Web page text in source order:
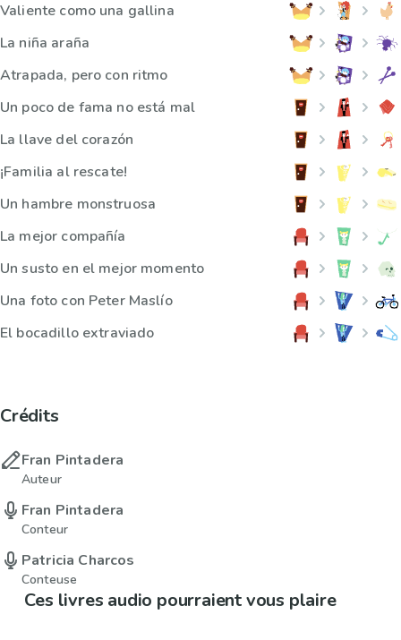
Valiente como una gallina
La niña araña
Atrapada, pero con ritmo
Un poco de fama no está mal
La llave del corazón
¡Familia al rescate!
Un hambre monstruosa
La mejor compañía
Un susto en el mejor momento
Una foto con Peter Maslío
El bocadillo extraviado
Crédits
Fran Pintadera
Auteur
Fran Pintadera
Conteur
Patricia Charcos
Conteuse
Ces livres audio pourraient vous plaire